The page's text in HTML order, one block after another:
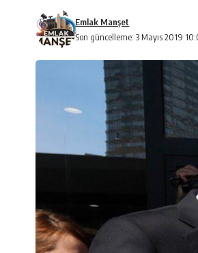
Son güncelleme: 3 Mayıs 2019
Emlak Manşet